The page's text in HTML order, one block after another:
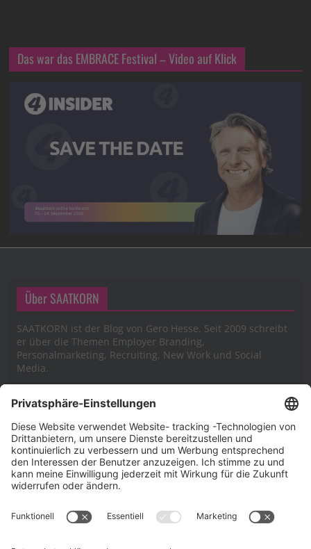
Das war das EMBRACE Festival – Video auf Klick
Über SAATKORN
SAATKORN ist der Blog von Gero Hesse. Seit 2009 schreibt
er über die Themen Employer Branding,
Personalmarketing, Recruiting, New Work und Social
Media.
Impressum
Impressum
Cookie-Richtlinie (EU)